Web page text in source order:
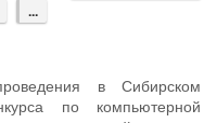
...
в Сибирском
по компьютерной